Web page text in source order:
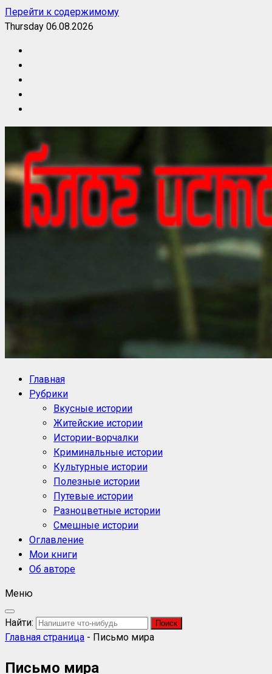
Перейти к содержимому
Thursday 06.08.2026
Блог историй NoorySan
Главная
Рубрики
Вкусные истории
Житейские истории
Истории-ворчалки
Криминальные истории
Культурные истории
Полезные истории
Путевые истории
Разноцветные истории
Смешные истории
Оглавление
Мои книги
Об авторе
Меню
Найти:
Главная страница - Письмо мира
Письмо мира